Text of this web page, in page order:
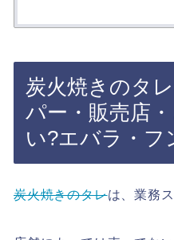
炭火焼きのタ
パー・販売店
い?エバラ・フ
炭火焼きのタレは、業務